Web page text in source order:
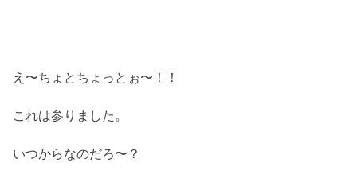
え〜ちょとちょっとぉ〜！！
これは参りました。
いつからなのだろ〜？